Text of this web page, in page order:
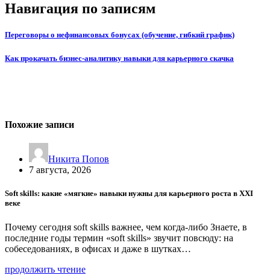
Навигация по записям
Переговоры о нефинансовых бонусах (обучение, гибкий график)
Как прокачать бизнес-аналитику навыки для карьерного скачка
Похожие записи
Никита Попов
7 августа, 2026
Soft skills: какие «мягкие» навыки нужны для карьерного роста в XXI
веке
Почему сегодня soft skills важнее, чем когда-либо Знаете, в
последние годы термин «soft skills» звучит повсюду: на
собеседованиях, в офисах и даже в шутках…
продолжить чтение